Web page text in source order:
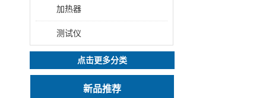
加热器
测试仪
点击更多分类
新品推荐